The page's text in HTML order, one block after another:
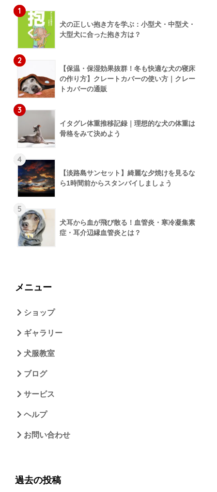
1
犬の正しい抱き方を学ぶ：小型犬・中型犬・
大型犬に合った抱き方は？
2
【保温・保湿効果抜群！冬も快適な犬の寝床
の作り方】クレートカバーの使い方｜クレー
トカバーの通販
3
イタグレ体重推移記録｜理想的な犬の体重は
骨格をみて決めよう
4
【淡路島サンセット】綺麗な夕焼けを見るな
ら1時間前からスタンバイしましょう
5
犬耳から血が飛び散る！血管炎・寒冷凝集素
症・耳介辺縁血管炎とは？
メニュー
ショップ
ギャラリー
犬服教室
ブログ
サービス
ヘルプ
お問い合わせ
過去の投稿